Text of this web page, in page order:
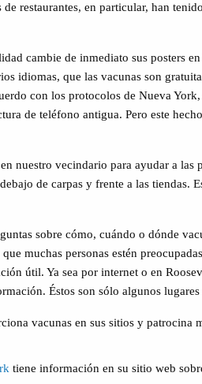
restaurantes, en particular, han
cambie de inmediato sus posters
idiomas, que las vacunas son
con los protocolos de Nueva
de teléfono antigua. Pero este
nuestro vecindario para ayudar a las
de carpas y frente a las tiendas.
sobre cómo, cuándo o dónde
muchas personas estén
útil. Ya sea por internet o en
Éstos son sólo algunos
vacunas en sus sitios y patrocina
tiene información en su sitio web